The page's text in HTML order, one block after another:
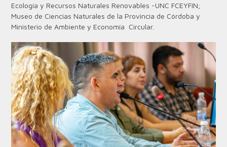
Ecología y Recursos Naturales Renovables -UNC FCEYFIN;
Museo de Ciencias Naturales de la Provincia de Córdoba y
Ministerio de Ambiente y Economía Circular.